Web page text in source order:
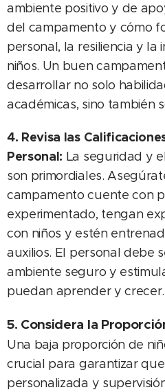
ambiente positivo y de
del campamento y cómo
personal, la resiliencia y la
niños. Un buen
desarrollar no solo
académicas, sino también
4. Revisa las
Personal: La seguridad y
son primordiales.
campamento cuente con
experimentado, tengan
con niños y estén
auxilios. El personal debe
ambiente seguro y
puedan aprender y crecer.
5. Considera la
Una baja proporción de
crucial para garantizar
personalizada y